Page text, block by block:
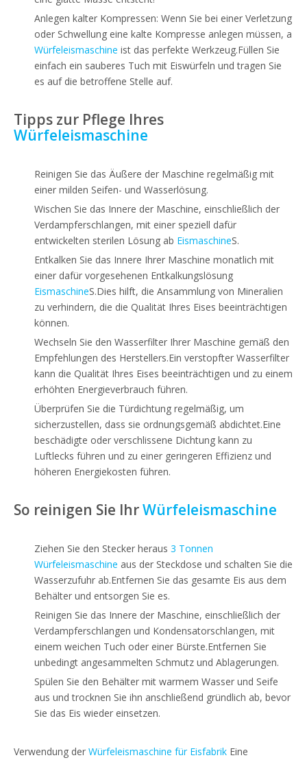
Anlegen kalter Kompressen: Wenn Sie bei einer Verletzung
oder Schwellung eine kalte Kompresse anlegen müssen, a
Würfeleismaschine ist das perfekte Werkzeug.Füllen Sie
einfach ein sauberes Tuch mit Eiswürfeln und tragen Sie
es auf die betroffene Stelle auf.
Tipps zur Pflege Ihres
Würfeleismaschine
Reinigen Sie das Äußere der Maschine regelmäßig mit
einer milden Seifen- und Wasserlösung.
Wischen Sie das Innere der Maschine, einschließlich der
Verdampferschlangen, mit einer speziell dafür
entwickelten sterilen Lösung ab EismaschineS.
Entkalken Sie das Innere Ihrer Maschine monatlich mit
einer dafür vorgesehenen Entkalkungslösung
EismaschineS.Dies hilft, die Ansammlung von Mineralien
zu verhindern, die die Qualität Ihres Eises beeinträchtigen
können.
Wechseln Sie den Wasserfilter Ihrer Maschine gemäß den
Empfehlungen des Herstellers.Ein verstopfter Wasserfilter
kann die Qualität Ihres Eises beeinträchtigen und zu einem
erhöhten Energieverbrauch führen.
Überprüfen Sie die Türdichtung regelmäßig, um
sicherzustellen, dass sie ordnungsgemäß abdichtet.Eine
beschädigte oder verschlissene Dichtung kann zu
Luftlecks führen und zu einer geringeren Effizienz und
höheren Energiekosten führen.
So reinigen Sie IhrWürfeleismaschine
Ziehen Sie den Stecker heraus 3 Tonnen
Würfeleismaschine aus der Steckdose und schalten Sie die
Wasserzufuhr ab.Entfernen Sie das gesamte Eis aus dem
Behälter und entsorgen Sie es.
Reinigen Sie das Innere der Maschine, einschließlich der
Verdampferschlangen und Kondensatorschlangen, mit
einem weichen Tuch oder einer Bürste.Entfernen Sie
unbedingt angesammelten Schmutz und Ablagerungen.
Spülen Sie den Behälter mit warmem Wasser und Seife
aus und trocknen Sie ihn anschließend gründlich ab, bevor
Sie das Eis wieder einsetzen.
Verwendung der Würfeleismaschine für Eisfabrik Eine